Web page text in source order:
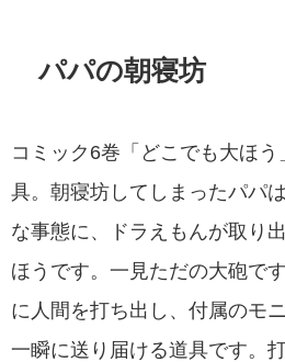
パパの朝寝坊
コミック6巻「どこでも大ほ
具。朝寝坊してしまったパパ
な事態に、ドラえもんが取り
ほうです。一見ただの大砲で
に人間を打ち出し、付属のモ
一瞬に送り届ける道具です。